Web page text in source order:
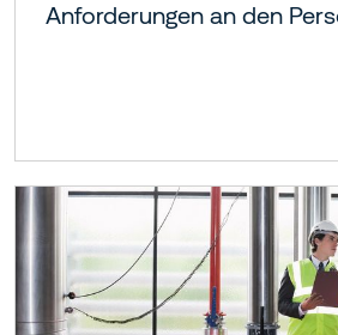
Anforderungen an den